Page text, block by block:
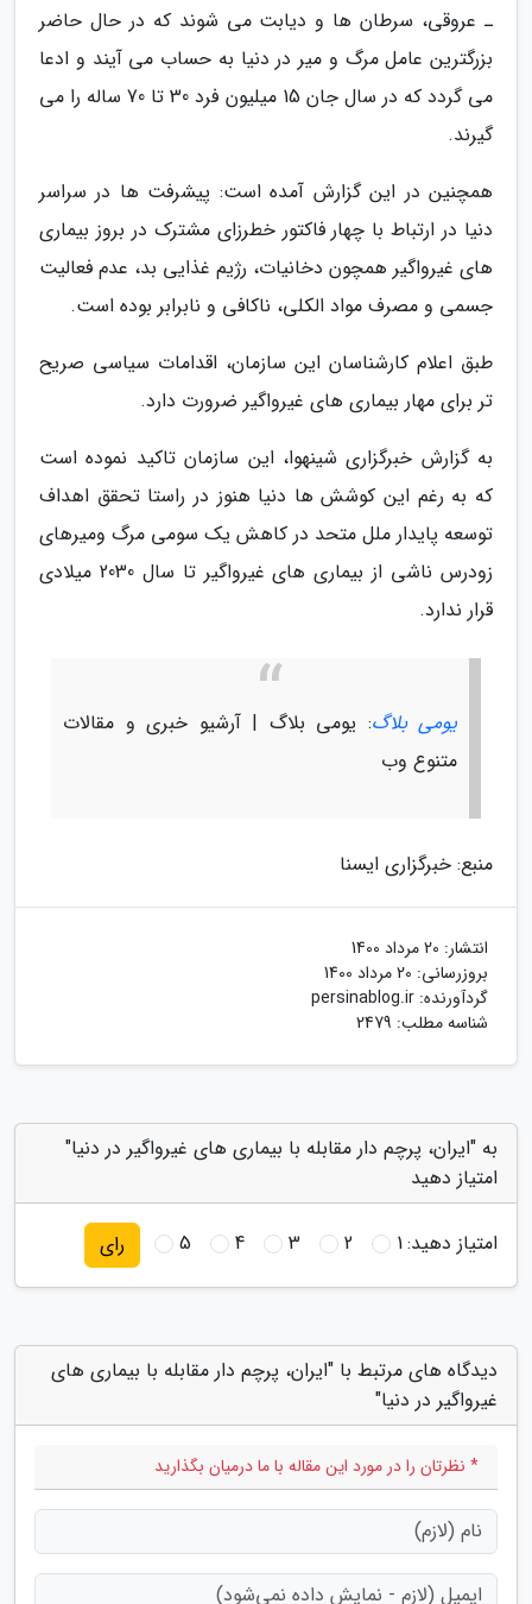
ـ عروقی، سرطان ها و دیابت می شوند که در حال حاضر
بزرگترین عامل مرگ و میر در دنیا به حساب می آیند و ادعا
می گردد که در سال جان 15 میلیون فرد 30 تا 70 ساله را می
گیرند.
همچنین در این گزارش آمده است: پیشرفت ها در سراسر
دنیا در ارتباط با چهار فاکتور خطرزای مشترک در بروز بیماری
های غیرواگیر همچون دخانیات، رژیم غذایی بد، عدم فعالیت
جسمی و مصرف مواد الکلی، ناکافی و نابرابر بوده است.
طبق اعلام کارشناسان این سازمان، اقدامات سیاسی صریح
تر برای مهار بیماری های غیرواگیر ضرورت دارد.
به گزارش خبرگزاری شینهوا، این سازمان تاکید نموده است
که به رغم این کوشش ها دنیا هنوز در راستا تحقق اهداف
توسعه پایدار ملل متحد در کاهش یک سومی مرگ ومیرهای
زودرس ناشی از بیماری های غیرواگیر تا سال 2030 میلادی
قرار ندارد.
یومی بلاگ: یومی بلاگ | آرشیو خبری و مقالات
متنوع وب
منبع: خبرگزاری ایسنا
انتشار: 20 مرداد 1400
بروزرسانی: 20 مرداد 1400
گردآورنده: persinablog.ir
شناسه مطلب: 2479
به "ایران، پرچم دار مقابله با بیماری های غیرواگیر در دنیا"
امتیاز دهید
امتیاز دهید:1
2
3
4
5 رای
دیدگاه های مرتبط با "ایران، پرچم دار مقابله با بیماری های
غیرواگیر در دنیا"
* نظرتان را در مورد این مقاله با ما درمیان بگذارید